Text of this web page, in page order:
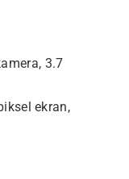
3.7
ekran,